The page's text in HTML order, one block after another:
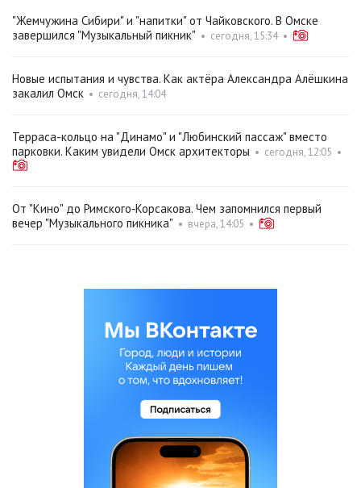
"Жемчужина Сибири" и "напитки" от Чайковского. В Омске
завершился "Музыкальный пикник" • сегодня, 15:34•
Новые испытания и чувства. Как актёра Александра Алёшкина
закалил Омск • сегодня, 14:04
Терраса-кольцо на "Динамо" и "Любинский пассаж" вместо
парковки. Каким увидели Омск архитекторы • сегодня, 12:05 •
От "Кино" до Римского‑Корсакова. Чем запомнился первый
вечер "Музыкального пикника" • вчера, 14:05 •